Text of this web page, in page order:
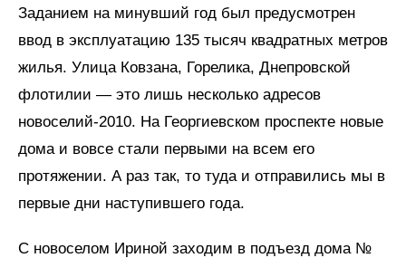
Заданием на минувший год был предусмотрен
ввод в эксплуатацию 135 тысяч квадратных метров
жилья. Улица Ковзана, Горелика, Днепровской
флотилии — это лишь несколько адресов
новоселий-2010. На Георгиевском проспекте новые
дома и вовсе стали первыми на всем его
протяжении. А раз так, то туда и отправились мы в
первые дни наступившего года.
С новоселом Ириной заходим в подъезд дома №